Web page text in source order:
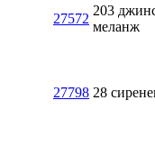
27572
203
меланж
27798 28